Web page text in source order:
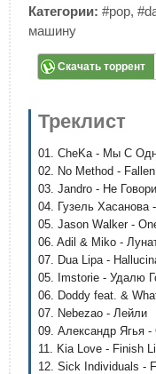
Категории: #pop,
машину
Скачать торрент
Треклист
01. CheKa - Мы С
02. No Method - Fallen
03. Jandro - Не
04. Гузель Хасанова
05. Jason Walker -
06. Adil & Miko -
07. Dua Lipa -
05. Imstorie - Удалю
06. Doddy feat. &
07. Nebezao - Лейли
09. Александр Ягья
11. Kia Love - Finish
12. Sick Individuals -